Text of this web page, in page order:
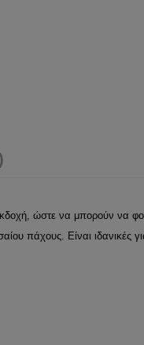
ώστε να μπορούν
πάχους. Είναι ιδανικές